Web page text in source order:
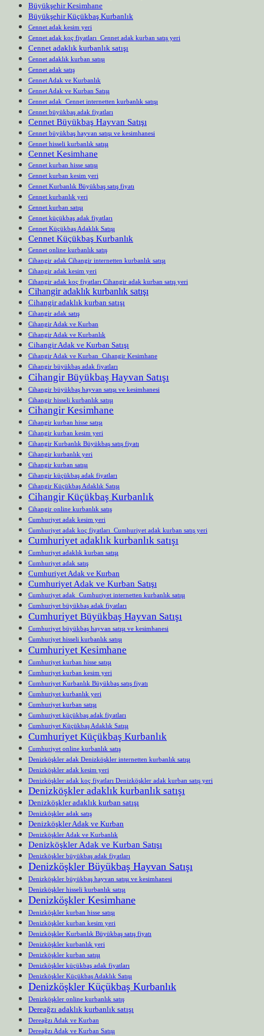
Büyükşehir Kesimhane
Büyükşehir Küçükbaş Kurbanlık
Cennet adak kesim yeri
Cennet adak koç fiyatları Cennet adak kurban satış yeri
Cennet adaklık kurbanlık satışı
Cennet adaklık kurban satışı
Cennet adak satış
Cennet Adak ve Kurbanlık
Cennet Adak ve Kurban Satışı
Cennet adak Cennet internetten kurbanlık satışı
Cennet büyükbaş adak fiyatları
Cennet Büyükbaş Hayvan Satışı
Cennet büyükbaş hayvan satışı ve kesimhanesi
Cennet hisseli kurbanlık satışı
Cennet Kesimhane
Cennet kurban hisse satışı
Cennet kurban kesim yeri
Cennet Kurbanlık Büyükbaş satış fiyatı
Cennet kurbanlık yeri
Cennet kurban satışı
Cennet küçükbaş adak fiyatları
Cennet Küçükbaş Adaklık Satışı
Cennet Küçükbaş Kurbanlık
Cennet online kurbanlık satış
Cihangir adak Cihangir internetten kurbanlık satışı
Cihangir adak kesim yeri
Cihangir adak koç fiyatları Cihangir adak kurban satış yeri
Cihangir adaklık kurbanlık satışı
Cihangir adaklık kurban satışı
Cihangir adak satış
Cihangir Adak ve Kurban
Cihangir Adak ve Kurbanlık
Cihangir Adak ve Kurban Satışı
Cihangir Adak ve Kurban Cihangir Kesimhane
Cihangir büyükbaş adak fiyatları
Cihangir Büyükbaş Hayvan Satışı
Cihangir büyükbaş hayvan satışı ve kesimhanesi
Cihangir hisseli kurbanlık satışı
Cihangir Kesimhane
Cihangir kurban hisse satışı
Cihangir kurban kesim yeri
Cihangir Kurbanlık Büyükbaş satış fiyatı
Cihangir kurbanlık yeri
Cihangir kurban satışı
Cihangir küçükbaş adak fiyatları
Cihangir Küçükbaş Adaklık Satışı
Cihangir Küçükbaş Kurbanlık
Cihangir online kurbanlık satış
Cumhuriyet adak kesim yeri
Cumhuriyet adak koç fiyatları Cumhuriyet adak kurban satış yeri
Cumhuriyet adaklık kurbanlık satışı
Cumhuriyet adaklık kurban satışı
Cumhuriyet adak satış
Cumhuriyet Adak ve Kurban
Cumhuriyet Adak ve Kurban Satışı
Cumhuriyet adak Cumhuriyet internetten kurbanlık satışı
Cumhuriyet büyükbaş adak fiyatları
Cumhuriyet Büyükbaş Hayvan Satışı
Cumhuriyet büyükbaş hayvan satışı ve kesimhanesi
Cumhuriyet hisseli kurbanlık satışı
Cumhuriyet Kesimhane
Cumhuriyet kurban hisse satışı
Cumhuriyet kurban kesim yeri
Cumhuriyet Kurbanlık Büyükbaş satış fiyatı
Cumhuriyet kurbanlık yeri
Cumhuriyet kurban satışı
Cumhuriyet küçükbaş adak fiyatları
Cumhuriyet Küçükbaş Adaklık Satışı
Cumhuriyet Küçükbaş Kurbanlık
Cumhuriyet online kurbanlık satış
Denizköşkler adak Denizköşkler internetten kurbanlık satışı
Denizköşkler adak kesim yeri
Denizköşkler adak koç fiyatları Denizköşkler adak kurban satış yeri
Denizköşkler adaklık kurbanlık satışı
Denizköşkler adaklık kurban satışı
Denizköşkler adak satış
Denizköşkler Adak ve Kurban
Denizköşkler Adak ve Kurbanlık
Denizköşkler Adak ve Kurban Satışı
Denizköşkler büyükbaş adak fiyatları
Denizköşkler Büyükbaş Hayvan Satışı
Denizköşkler büyükbaş hayvan satışı ve kesimhanesi
Denizköşkler hisseli kurbanlık satışı
Denizköşkler Kesimhane
Denizköşkler kurban hisse satışı
Denizköşkler kurban kesim yeri
Denizköşkler Kurbanlık Büyükbaş satış fiyatı
Denizköşkler kurbanlık yeri
Denizköşkler kurban satışı
Denizköşkler küçükbaş adak fiyatları
Denizköşkler Küçükbaş Adaklık Satışı
Denizköşkler Küçükbaş Kurbanlık
Denizköşkler online kurbanlık satış
Dereağzı adaklık kurbanlık satışı
Dereağzı Adak ve Kurban
Dereağzı Adak ve Kurban Satışı